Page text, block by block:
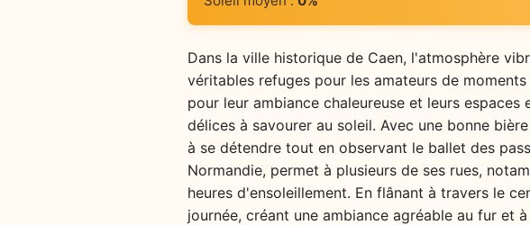
Dans la ville historique de Caen, l'atmosphère
véritables refuges pour les amateurs de
pour leur ambiance chaleureuse et leurs
délices à savourer au soleil. Avec une bonne
à se détendre tout en observant le ballet des
Normandie, permet à plusieurs de ses rues,
heures d'ensoleillement. En flânant à travers le
journée, créant une ambiance agréable au fur et